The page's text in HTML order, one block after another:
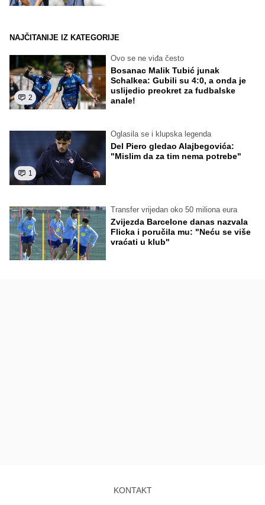
NAJČITANIJE IZ KATEGORIJE
2
Ovo se ne viđa često
Bosanac Malik Tubić junak
Schalkea: Gubili su 4:0, a onda je
uslijedio preokret za fudbalske
anale!
1
Oglasila se i klupska legenda
Del Piero gledao Alajbegovića:
"Mislim da za tim nema potrebe"
Transfer vrijedan oko 50 miliona eura
Zvijezda Barcelone danas nazvala
Flicka i poručila mu: "Neću se više
vraćati u klub"
KONTAKT